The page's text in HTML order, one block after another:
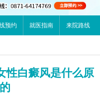
预约 就医指南 来院路线
性白癜风是什么原